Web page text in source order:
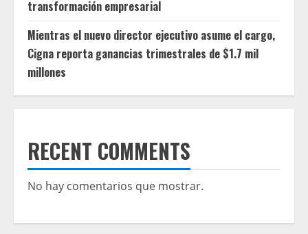
transformación empresarial
Mientras el nuevo director ejecutivo asume el cargo,
Cigna reporta ganancias trimestrales de $1.7 mil
millones
RECENT COMMENTS
No hay comentarios que mostrar.